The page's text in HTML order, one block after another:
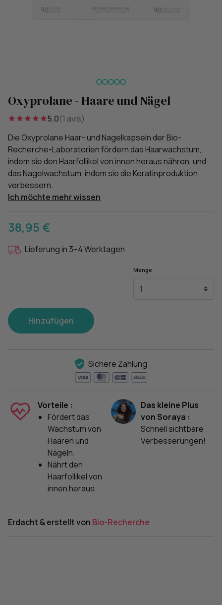
Oxyprolane - Haare und Nägel
5.0(1 avis)
Die Oxyprolane Haar- und Nagelkapseln der Bio-
Recherche-Laboratorien fördern das Haarwachstum,
indem sie den Haarfollikel von innen heraus nähren, und
das Nagelwachstum, indem sie die Keratinproduktion
verbessern.
Ich möchte mehr wissen
38,95 €
Lieferung in 3–4 Werktagen
Menge
Hinzufügen
Sichere Zahlung
Vorteile :
Fördert das
Wachstum von
Haaren und
Nägeln.
Nährt den
Haarfollikel von
innen heraus.
Das kleine Plus
von Soraya :
Schnell sichtbare
Verbesserungen!
Erdacht & erstellt von Bio-Recherche